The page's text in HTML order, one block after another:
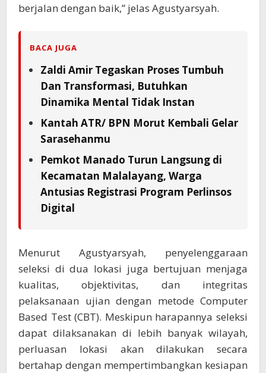
berjalan dengan baik,” jelas Agustyarsyah.
BACA JUGA
Zaldi Amir Tegaskan Proses Tumbuh
Dan Transformasi, Butuhkan
Dinamika Mental Tidak Instan
Kantah ATR/ BPN Morut Kembali Gelar
Sarasehanmu
Pemkot Manado Turun Langsung di
Kecamatan Malalayang, Warga
Antusias Registrasi Program Perlinsos
Digital
Menurut Agustyarsyah, penyelenggaraan
seleksi di dua lokasi juga bertujuan menjaga
kualitas, objektivitas, dan integritas
pelaksanaan ujian dengan metode Computer
Based Test (CBT). Meskipun harapannya seleksi
dapat dilaksanakan di lebih banyak wilayah,
perluasan lokasi akan dilakukan secara
bertahap dengan mempertimbangkan kesiapan